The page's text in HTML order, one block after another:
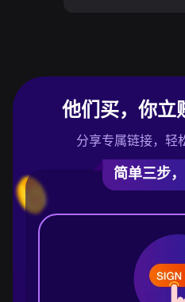
他们买，你立
分享专属链接，轻
简单三步